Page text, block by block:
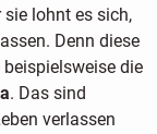
lohnt es sich,
Denn diese
die
. Das sind
verlassen